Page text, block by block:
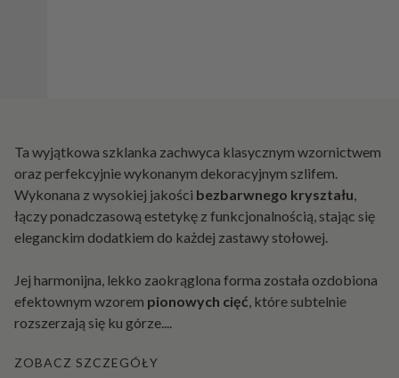
Ta wyjątkowa szklanka zachwyca klasycznym wzornictwem
oraz perfekcyjnie wykonanym dekoracyjnym szlifem.
Wykonana z wysokiej jakości bezbarwnego kryształu,
łączy ponadczasową estetykę z funkcjonalnością, stając się
eleganckim dodatkiem do każdej zastawy stołowej.
Jej harmonijna, lekko zaokrąglona forma została ozdobiona
efektownym wzorem pionowych cięć, które subtelnie
rozszerzają się ku górze....
ZOBACZ SZCZEGÓŁY